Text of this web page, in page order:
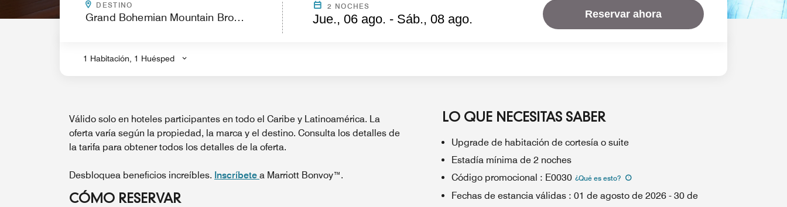
DESTINO
.
2 NOCHES
Jue., 06 ago. - Sáb., 08 ago.
1 Habitación, 1 Huésped
Reservar ahora
Válido solo en hoteles participantes en todo el Caribe y Latinoamérica. La
oferta varía según la propiedad, la marca y el destino. Consulta los detalles de
la tarifa para obtener todos los detalles de la oferta.
Desbloquea beneficios increíbles. Inscríbete a Marriott Bonvoy™.
CÓMO RESERVAR
LO QUE NECESITAS SABER
Upgrade de habitación de cortesía o suite
Estadía mínima de 2 noches
Código promocional : E0030 ¿Qué es esto?
Fechas de estancia válidas : 01 de agosto de 2026 - 30 de